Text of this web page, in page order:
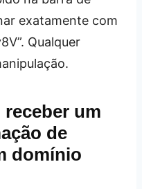
exatamente com
Qualquer
receber um
de
domínio